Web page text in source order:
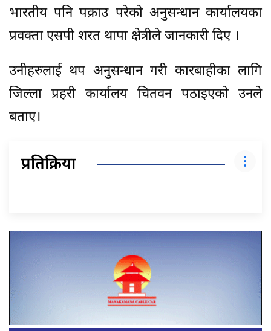
भारतीय पनि पक्राउ परेकाे अनुसन्धान कार्यालयका
प्रवक्ता एसपी शरत थापा क्षेत्रीले जानकारी दिए ।
उनीहरुलाई थप अनुसन्धान गरी कारबाहीका लागि
जिल्ला प्रहरी कार्यालय चितवन पठाइएको उनले
बताए।
प्रतिक्रिया